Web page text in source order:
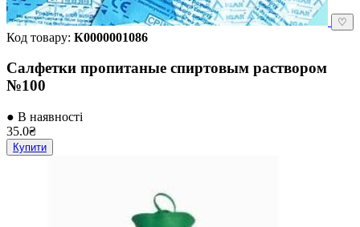
♡
Код товару: К0000001086
Салфетки пропитаные спиртовым раствором
№100
● В наявності
35.0₴
Купити